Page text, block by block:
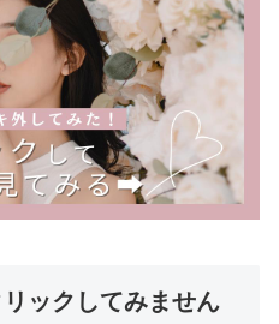
ックしてみません